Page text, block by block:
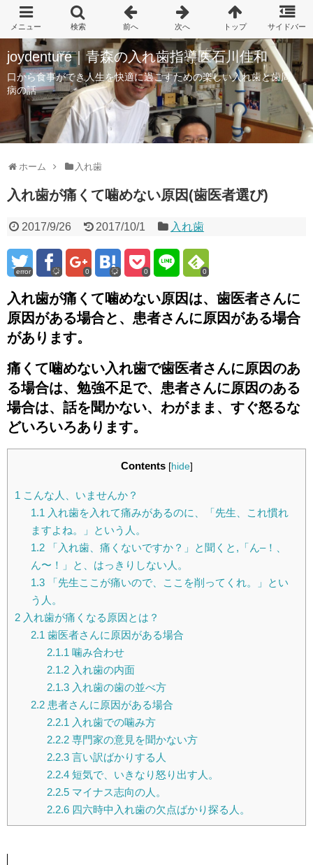
joydenture｜青森の入れ歯指導医石川佳和
口から食事ができ人生を快適に過ごすための楽しい入れ歯と歯周
病の話
ホーム 入れ歯
入れ歯が痛くて噛めない原因(歯医者選び)
2017/9/26 2017/10/1 入れ歯
error 0 0 0
入れ歯が痛くて噛めない原因は、歯医者さんに
原因がある場合と、患者さんに原因がある場合
があります。
痛くて噛めない入れ歯で歯医者さんに原因のあ
る場合は、勉強不足で、患者さんに原因のある
場合は、話を聞かない、わがまま、すぐ怒るな
どいろいろあります。
Contents [hide]
1 こんな人、いませんか？
1.1 入れ歯を入れて痛みがあるのに、「先生、これ慣れ
ますよね。」という人。
1.2「入れ歯、痛くないですか？」と聞くと,「ん–！、
ん〜！」と、はっきりしない人。
1.3「先生ここが痛いので、ここを削ってくれ。」とい
う人。
2 入れ歯が痛くなる原因とは？
2.1 歯医者さんに原因がある場合
2.1.1 噛み合わせ
2.1.2入れ歯の内面
2.1.3入れ歯の歯の並べ方
2.2患者さんに原因がある場合
2.2.1 入れ歯での噛み方
2.2.2専門家の意見を聞かない方
2.2.3言い訳ばかりする人
2.2.4短気で、いきなり怒り出す人。
2.2.5マイナス志向の人。
2.2.6四六時中入れ歯の欠点ばかり探る人。